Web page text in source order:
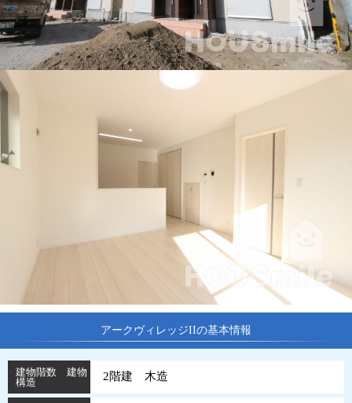
アークヴィレッジIIの基本情報
建物階数 建物
構造
2階建 木造